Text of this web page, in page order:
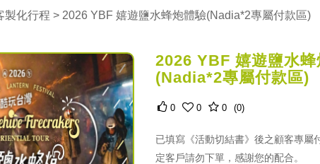
製化行程 > 2026 YBF 嬉遊鹽水蜂炮體驗(Nadia*2專屬付款區)
2026 YBF 嬉遊鹽水蜂
(Nadia*2專屬付款區)
0 0 0 (0)
已填寫《活動切結書》後之顧客專屬
定客戶請勿下單，感謝您的配合。